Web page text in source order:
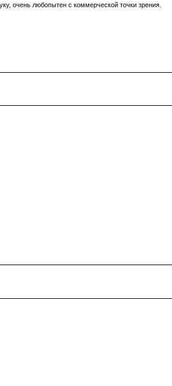
очень любопытен с коммерческой точки зрения.